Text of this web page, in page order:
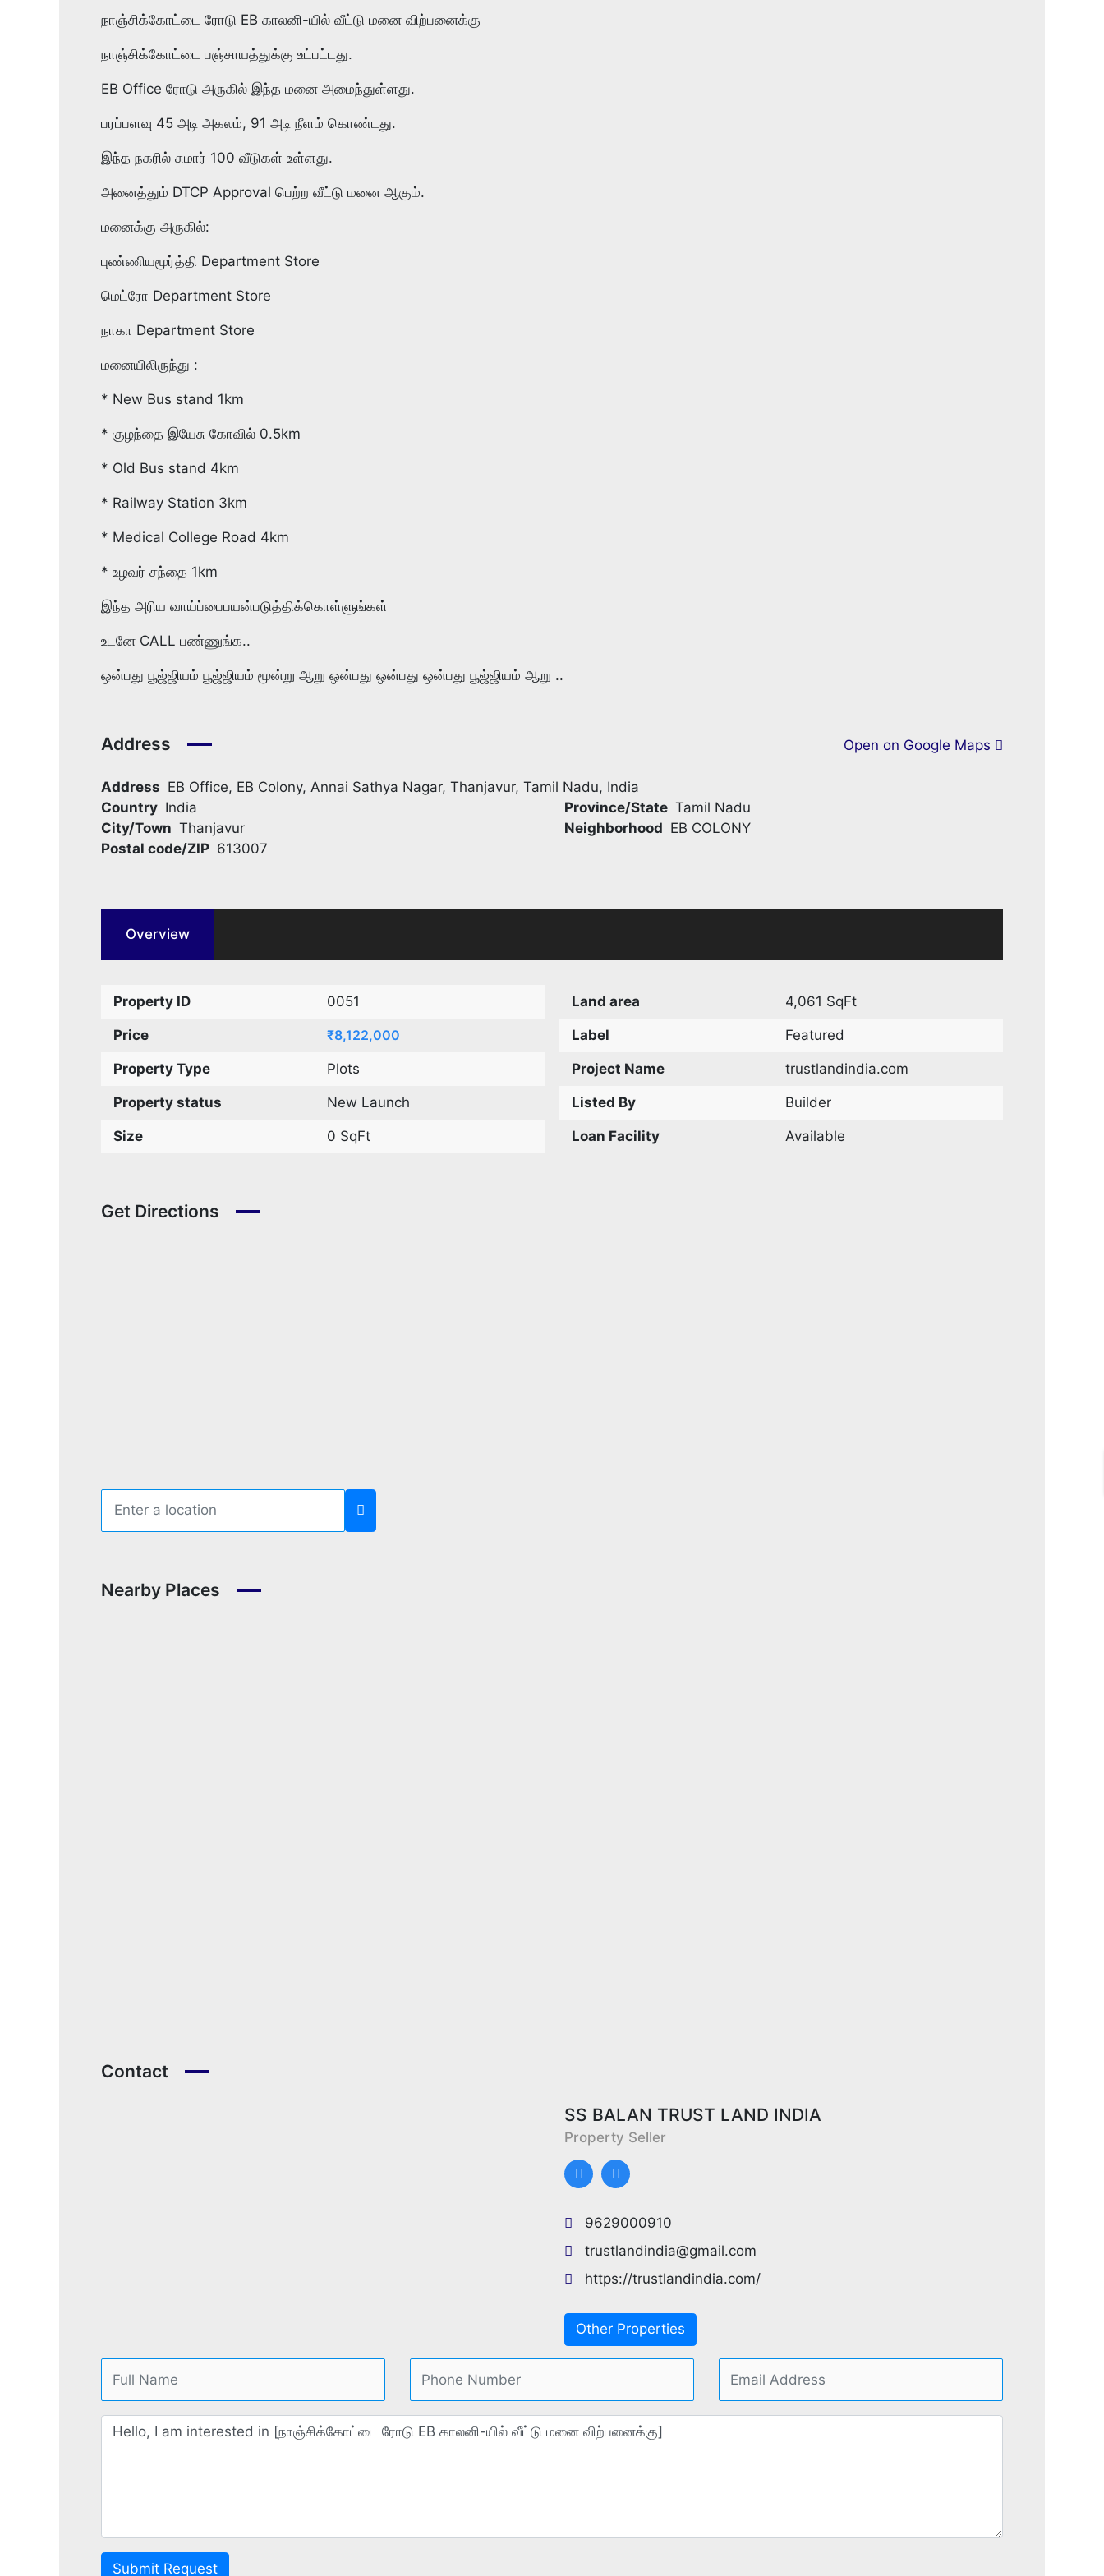
நாஞ்சிக்கோட்டை ரோடு EB காலனி-யில் வீட்டு மனை விற்பனைக்கு
நாஞ்சிக்கோட்டை பஞ்சாயத்துக்கு உட்பட்டது.
EB Office ரோடு அருகில் இந்த மனை அமைந்துள்ளது.
பரப்பளவு 45 அடி அகலம், 91 அடி நீளம் கொண்டது.
இந்த நகரில் சுமார் 100 வீடுகள் உள்ளது.
அனைத்தும் DTCP Approval பெற்ற வீட்டு மனை ஆகும்.
மனைக்கு அருகில்:
புண்ணியமூர்த்தி Department Store
மெட்ரோ Department Store
நாகா Department Store
மனையிலிருந்து :
* New Bus stand 1km
* குழந்தை இயேசு கோவில் 0.5km
* Old Bus stand 4km
* Railway Station 3km
* Medical College Road 4km
* உழவர் சந்தை 1km
இந்த அரிய வாய்ப்பைபயன்படுத்திக்கொள்ளுங்கள்
உடனே CALL பண்ணுங்க..
ஒன்பது பூஜ்ஜியம் பூஜ்ஜியம் மூன்று ஆறு ஒன்பது ஒன்பது ஒன்பது பூஜ்ஜியம் ஆறு ..
Address
Address EB Office, EB Colony, Annai Sathya Nagar, Thanjavur, Tamil Nadu, India
Country India Province/State Tamil Nadu
City/Town Thanjavur Neighborhood EB COLONY
Postal code/ZIP 613007
Open on Google Maps
Overview
Property ID 0051
Price ₹8,122,000
Property Type Plots
Property status New Launch
Size 0 SqFt
Land area 4,061 SqFt
Label Featured
Project Name trustlandindia.com
Listed By Builder
Loan Facility Available
Get Directions
Nearby Places
Contact
SS BALAN TRUST LAND INDIA
Property Seller
9629000910
trustlandindia@gmail.com
https://trustlandindia.com/
Other Properties
Submit Request